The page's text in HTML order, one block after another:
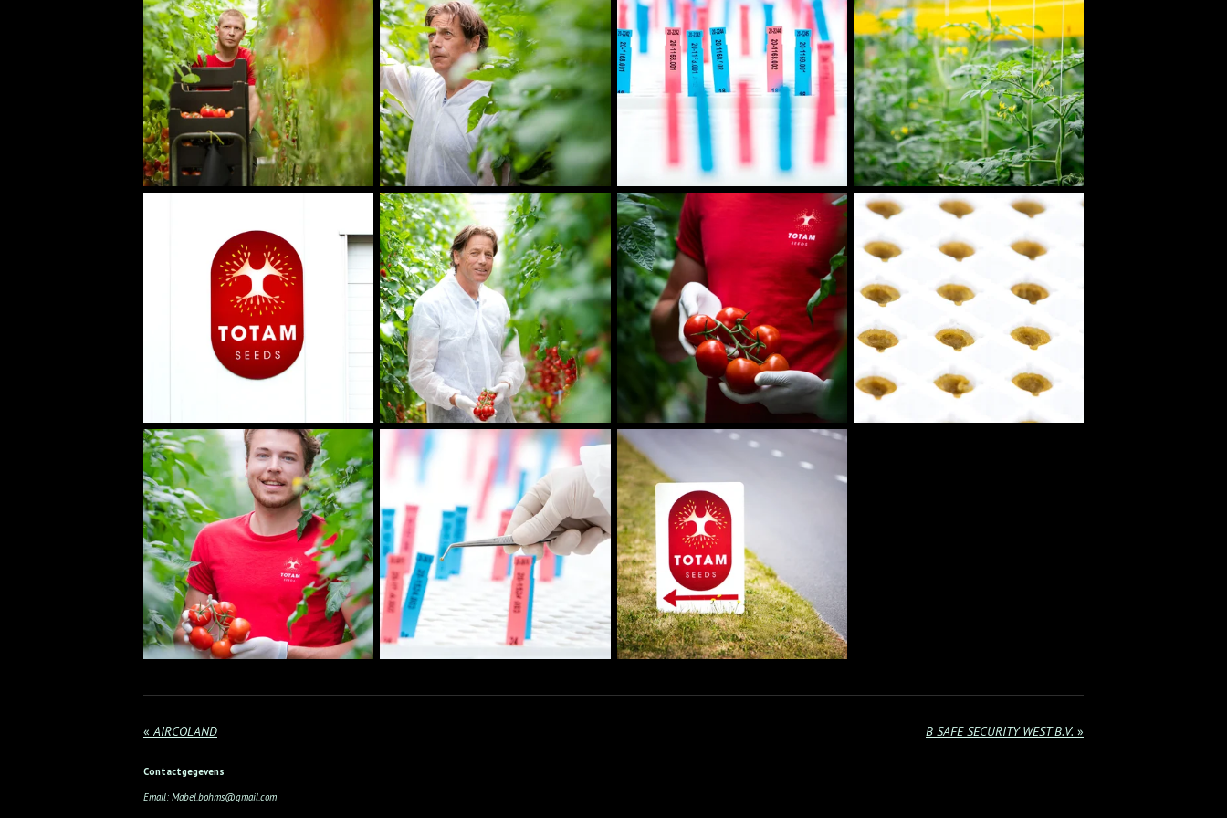
« AIRCOLAND B SAFE SECURITY WEST B.V. »
Contactgegevens
Email: Mabel.bohms@gmail.com